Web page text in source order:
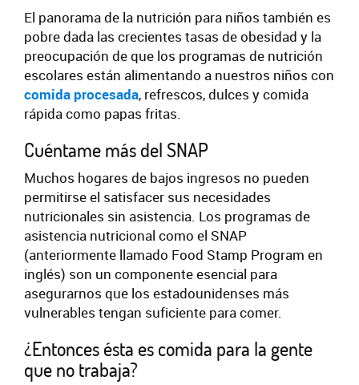
El panorama de la nutrición para niños también es
pobre dada las crecientes tasas de obesidad y la
preocupación de que los programas de nutrición
escolares están alimentando a nuestros niños con
comida procesada, refrescos, dulces y comida
rápida como papas fritas.
Cuéntame más del SNAP
Muchos hogares de bajos ingresos no pueden
permitirse el satisfacer sus necesidades
nutricionales sin asistencia. Los programas de
asistencia nutricional como el SNAP
(anteriormente llamado Food Stamp Program en
inglés) son un componente esencial para
asegurarnos que los estadounidenses más
vulnerables tengan suficiente para comer.
¿Entonces ésta es comida para la gente
que no trabaja?